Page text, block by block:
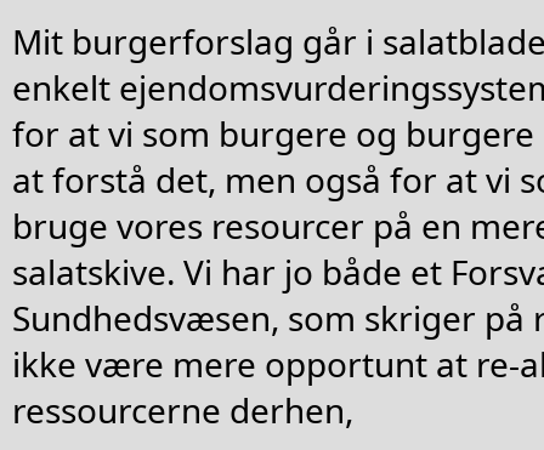
Mit burgerforslag går i
enkelt
for at vi som burgere og
at forstå det, men også for at vi
bruge vores resourcer på en
salatskive. Vi har jo både et
Sundhedsvæsen, som skriger på
ikke være mere opportunt at re-
ressourcerne derhen,